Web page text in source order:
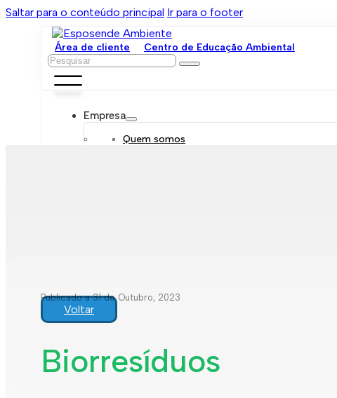
Saltar para o conteúdo principal Ir para o footer
Área de cliente Centro de Educação Ambiental
Pesquisar
Empresa
Quem somos
Recolha de resíduos
Comunicação de leituras
Rede de abastecimento de água
Rede de águas residuais
Publicado a 31 de Outubro, 2023
Voltar
Biorresíduos